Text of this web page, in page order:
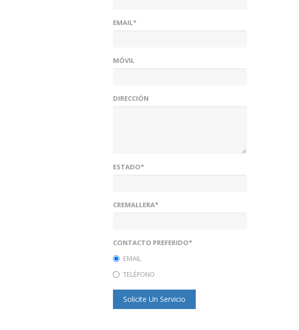
EMAIL*
MÓVIL
DIRECCIÓN
ESTADO*
CREMALLERA*
CONTACTO PREFERIDO*
EMAIL
TELÉFONO
Solicite Un Servicio